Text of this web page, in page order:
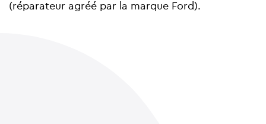
(réparateur agréé par la marque Ford).